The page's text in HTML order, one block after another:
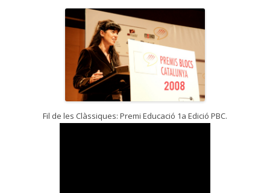
Fil de les Clàssiques: Premi Educació 1a Edició PBC.